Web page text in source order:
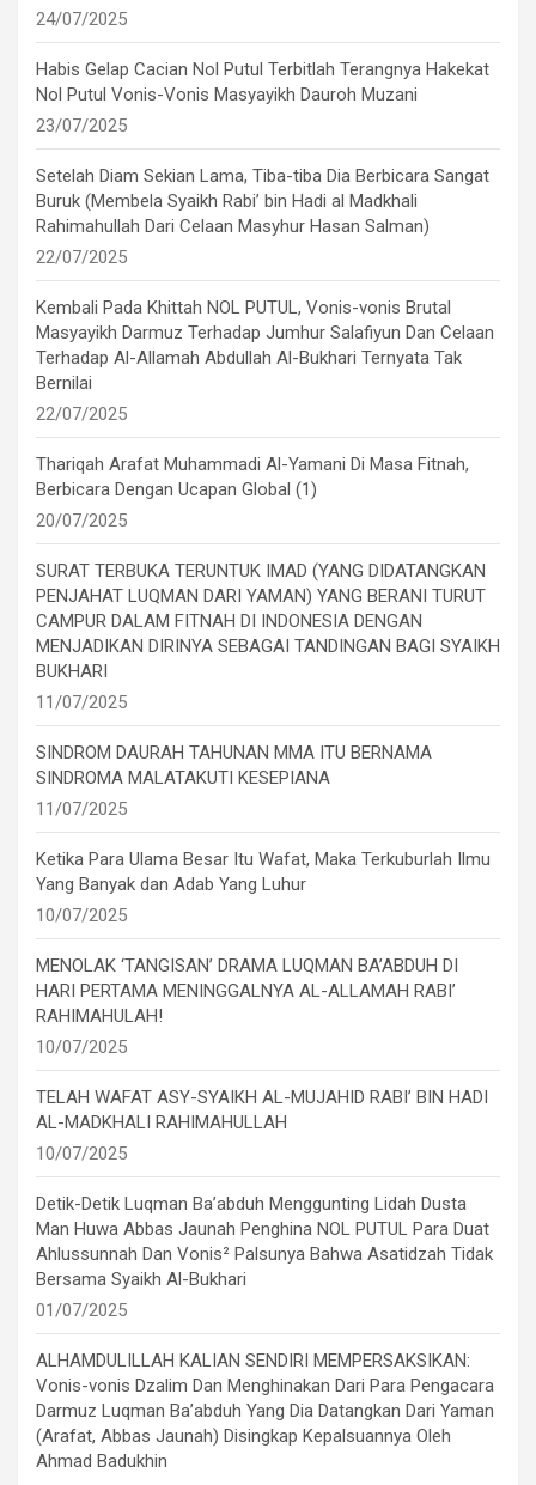
24/07/2025
Habis Gelap Cacian Nol Putul Terbitlah Terangnya Hakekat
Nol Putul Vonis-Vonis Masyayikh Dauroh Muzani
23/07/2025
Setelah Diam Sekian Lama, Tiba-tiba Dia Berbicara Sangat
Buruk (Membela Syaikh Rabi’ bin Hadi al Madkhali
Rahimahullah Dari Celaan Masyhur Hasan Salman)
22/07/2025
Kembali Pada Khittah NOL PUTUL, Vonis-vonis Brutal
Masyayikh Darmuz Terhadap Jumhur Salafiyun Dan Celaan
Terhadap Al-Allamah Abdullah Al-Bukhari Ternyata Tak
Bernilai
22/07/2025
Thariqah Arafat Muhammadi Al-Yamani Di Masa Fitnah,
Berbicara Dengan Ucapan Global (1)
20/07/2025
SURAT TERBUKA TERUNTUK IMAD (YANG DIDATANGKAN
PENJAHAT LUQMAN DARI YAMAN) YANG BERANI TURUT
CAMPUR DALAM FITNAH DI INDONESIA DENGAN
MENJADIKAN DIRINYA SEBAGAI TANDINGAN BAGI SYAIKH
BUKHARI
11/07/2025
SINDROM DAURAH TAHUNAN MMA ITU BERNAMA
SINDROMA MALATAKUTI KESEPIANA
11/07/2025
Ketika Para Ulama Besar Itu Wafat, Maka Terkuburlah Ilmu
Yang Banyak dan Adab Yang Luhur
10/07/2025
MENOLAK ‘TANGISAN’ DRAMA LUQMAN BA’ABDUH DI
HARI PERTAMA MENINGGALNYA AL-ALLAMAH RABI’
RAHIMAHULAH!
10/07/2025
TELAH WAFAT ASY-SYAIKH AL-MUJAHID RABI’ BIN HADI
AL-MADKHALI RAHIMAHULLAH
10/07/2025
Detik-Detik Luqman Ba’abduh Menggunting Lidah Dusta
Man Huwa Abbas Jaunah Penghina NOL PUTUL Para Duat
Ahlussunnah Dan Vonis² Palsunya Bahwa Asatidzah Tidak
Bersama Syaikh Al-Bukhari
01/07/2025
ALHAMDULILLAH KALIAN SENDIRI MEMPERSAKSIKAN:
Vonis-vonis Dzalim Dan Menghinakan Dari Para Pengacara
Darmuz Luqman Ba’abduh Yang Dia Datangkan Dari Yaman
(Arafat, Abbas Jaunah) Disingkap Kepalsuannya Oleh
Ahmad Badukhin